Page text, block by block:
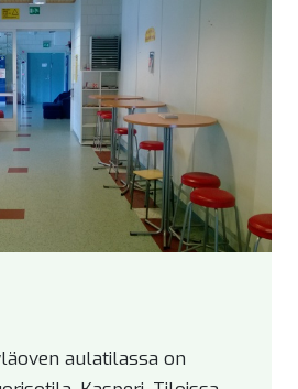
aulatilassa on